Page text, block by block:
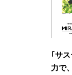
｢サ
力で